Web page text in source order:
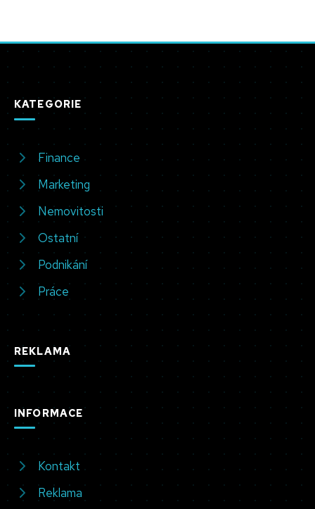
KATEGORIE
Finance
Marketing
Nemovitosti
Ostatní
Podnikání
Práce
REKLAMA
INFORMACE
Kontakt
Reklama